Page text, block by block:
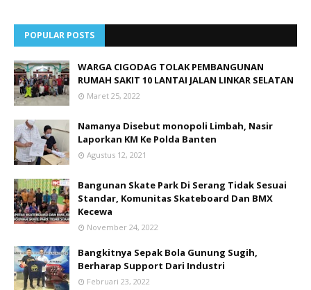
POPULAR POSTS
WARGA CIGODAG TOLAK PEMBANGUNAN
RUMAH SAKIT 10 LANTAI JALAN LINKAR SELATAN
Maret 25, 2022
Namanya Disebut monopoli Limbah, Nasir
Laporkan KM Ke Polda Banten
Agustus 12, 2021
Bangunan Skate Park Di Serang Tidak Sesuai
Standar, Komunitas Skateboard Dan BMX
Kecewa
November 24, 2022
Bangkitnya Sepak Bola Gunung Sugih,
Berharap Support Dari Industri
Februari 23, 2022